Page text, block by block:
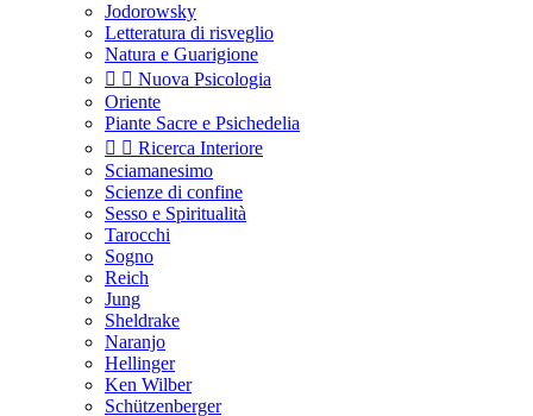
Jodorowsky
Letteratura di risveglio
Natura e Guarigione
  Nuova Psicologia
Oriente
Piante Sacre e Psichedelia
  Ricerca Interiore
Sciamanesimo
Scienze di confine
Sesso e Spiritualità
Tarocchi
Sogno
Reich
Jung
Sheldrake
Naranjo
Hellinger
Ken Wilber
Schützenberger